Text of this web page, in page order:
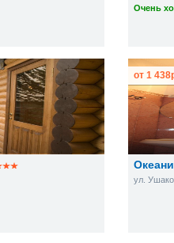
Очень
ул.
от 1 438